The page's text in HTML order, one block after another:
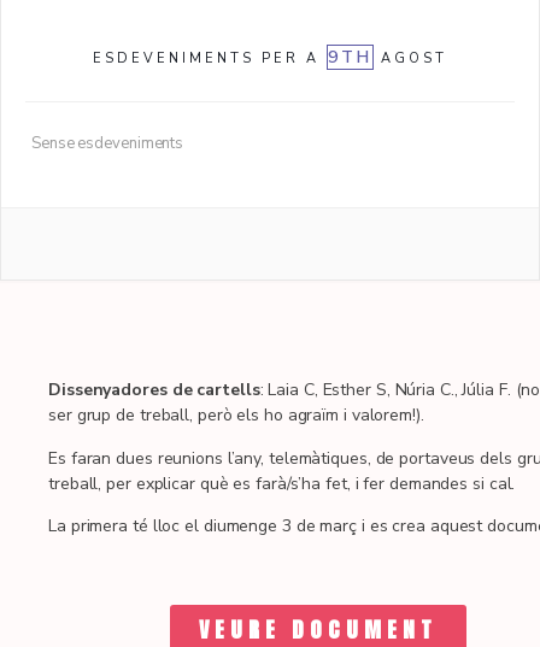
ESDEVENIMENTS PER A 9TH AGOST
Sense esdeveniments
Dissenyadores de cartells: Laia C, Esther S, Núria C., Júlia F.
ser grup de treball, però els ho agraïm i valorem!).
Es faran dues reunions l’any, telemàtiques, de portaveus dels
treball, per explicar què es farà/s’ha fet, i fer demandes si cal.
La primera té lloc el diumenge 3 de març i es crea aquest
VEURE DOCUMENT